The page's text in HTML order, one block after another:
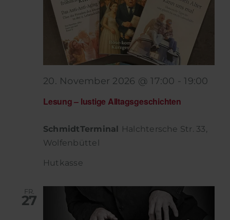
Lesung – lustige Alltagsgeschichten
20. November 2026 @ 17:00 - 19:00
SchmidtTerminal Halchtersche Str. 33,
Wolfenbüttel
Hutkasse
FR.
27